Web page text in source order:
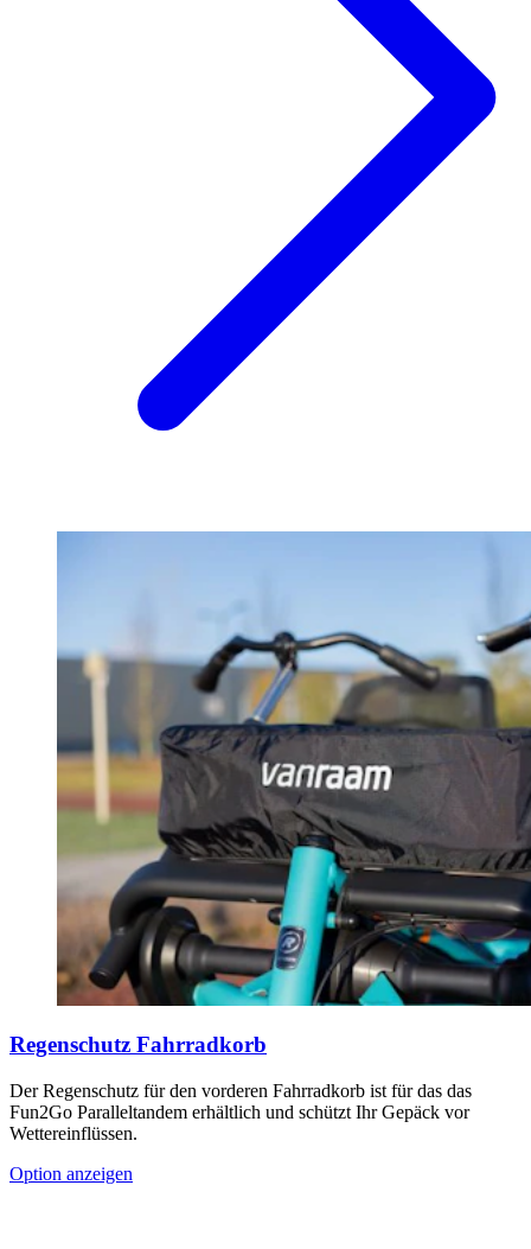
Regenschutz Fahrradkorb
Der Regenschutz für den vorderen Fahrradkorb ist für das das
Fun2Go Paralleltandem erhältlich und schützt Ihr Gepäck vor
Wettereinflüssen.
Option anzeigen